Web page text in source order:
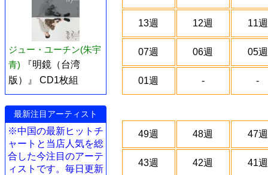
ジュー・ユーチン(朱宇
青)
『明鏡（台湾
版）』 CD1枚組
最新注目アーティスト
※中国の最新ヒットチ
ャートと当店人気を総
合した今注目のアーテ
ィストです。毎日更新
13週 12週 11週
07週 06週 05週
01週 - -
49週 48週 47週
43週 42週 41週